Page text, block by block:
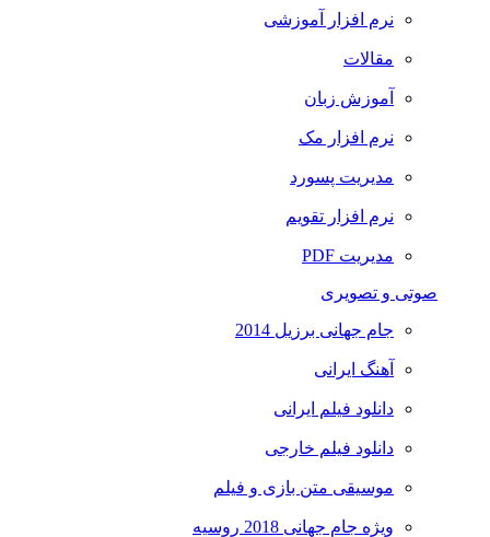
نرم افزار آموزشی
مقالات
آموزش زبان
نرم افزار مک
مدیریت پسورد
نرم افزار تقویم
مدیریت PDF
صوتی و تصویری
جام جهانی برزیل 2014
آهنگ ایرانی
دانلود فیلم ایرانی
دانلود فیلم خارجی
موسیقی متن بازی و فیلم
ویژه جام جهانی 2018 روسیه